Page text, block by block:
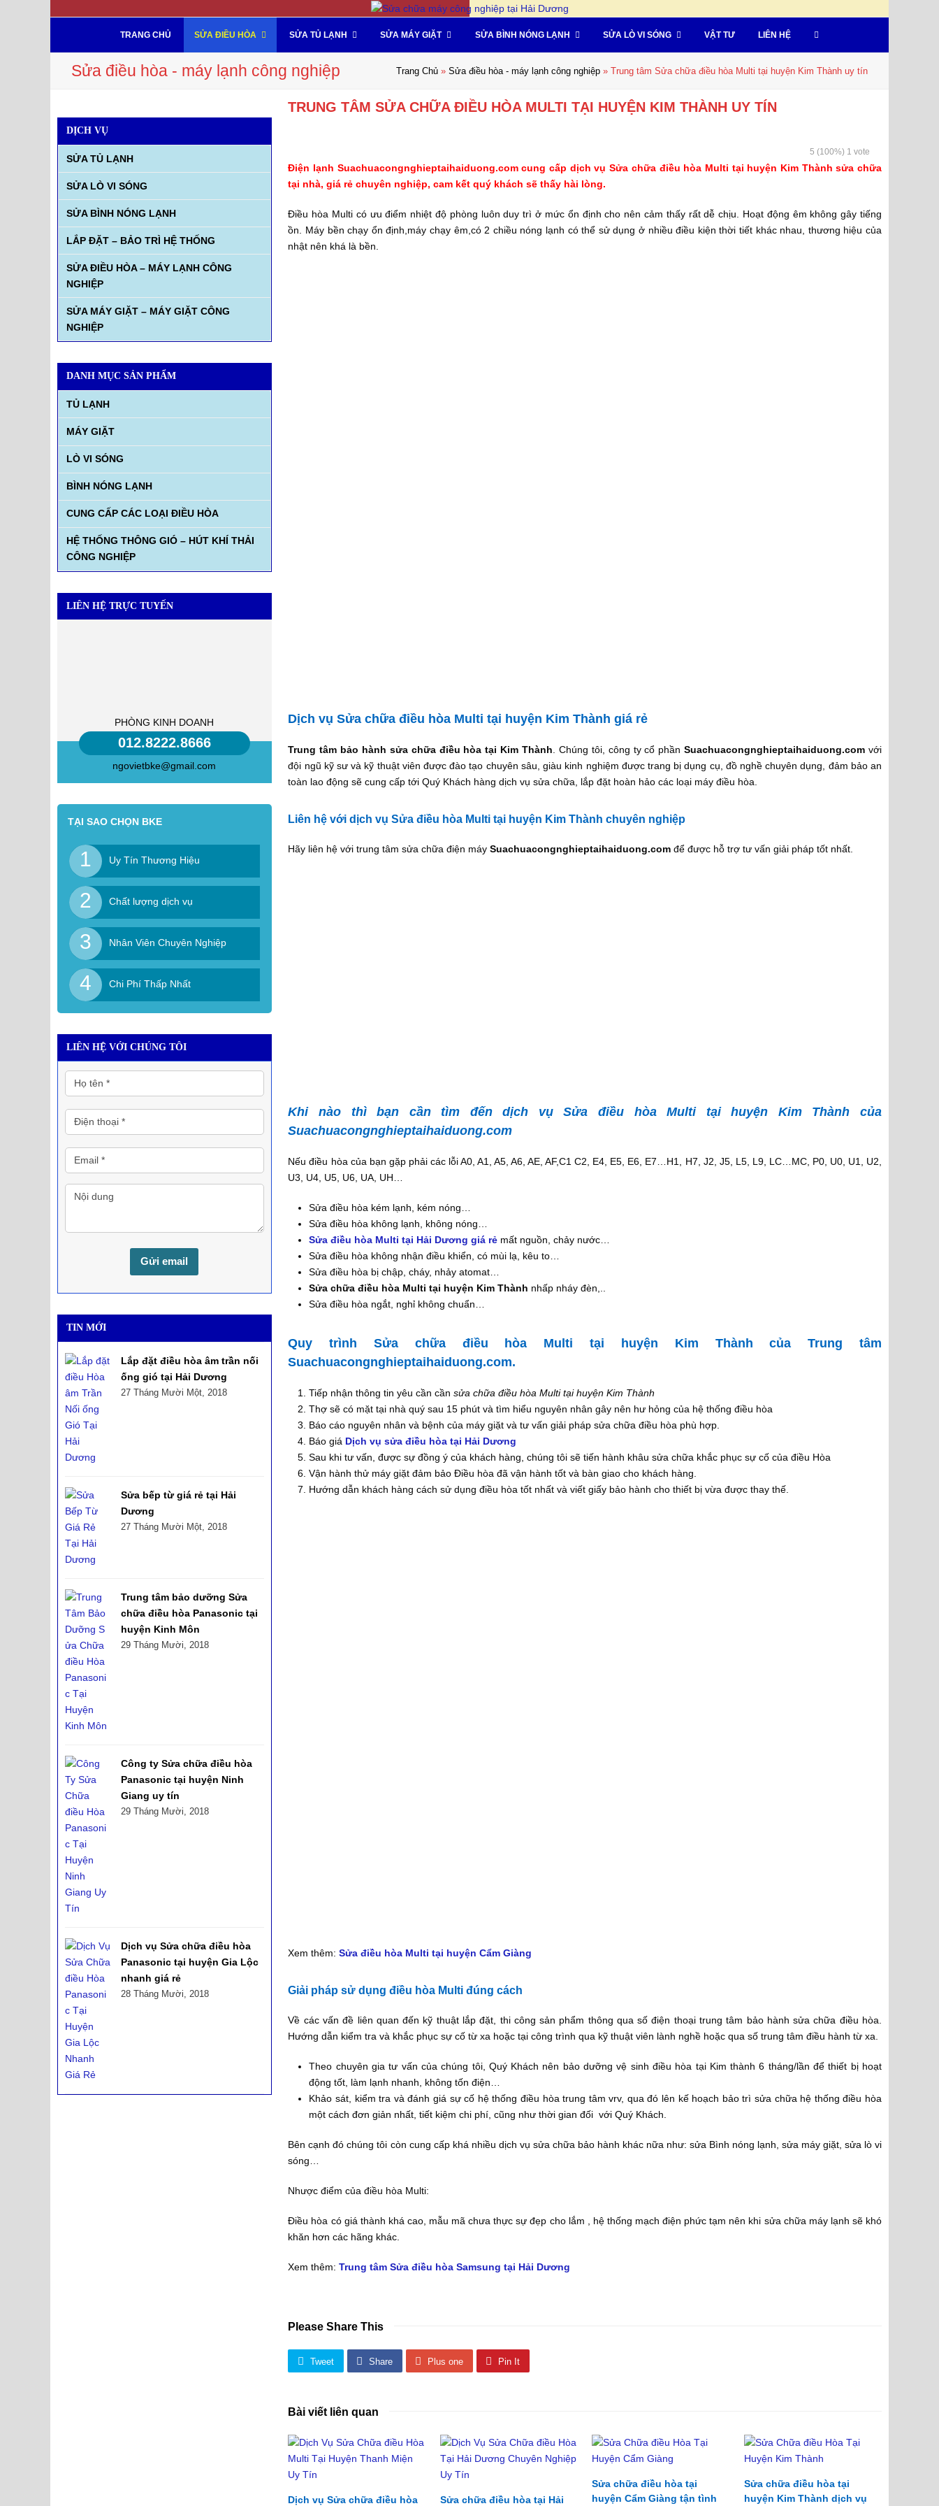
TRANG CHỦ SỬA ĐIỀU HÒA SỬA TỦ LẠNH SỬA MÁY GIẶT SỬA BÌNH NÓNG LẠNH SỬA LÒ VI SÓNG VẬT TƯ LIÊN HỆ
Sửa điều hòa - máy lạnh công nghiệp Trang Chủ » Sửa điều hòa - máy lạnh công nghiệp » Trung tâm Sửa chữa điều hòa Multi tại huyện Kim Thành uy tín
TRUNG TÂM SỬA CHỮA ĐIỀU HÒA MULTI TẠI HUYỆN KIM THÀNH UY TÍN
5 (100%) 1 vote
Điện lạnh Suachuacongnghieptaihaiduong.com cung cấp dịch vụ Sửa chữa điều hòa Multi tại huyện Kim Thành sửa chữa
tại nhà, giá rẻ chuyên nghiệp, cam kết quý khách sẽ thấy hài lòng.
Điều hòa Multi có ưu điểm nhiệt độ phòng luôn duy trì ở mức ổn định cho nên cảm thấy rất dễ chịu. Hoạt động êm không gây tiếng
ồn. Máy bền chạy ổn định,máy chạy êm,có 2 chiều nóng lạnh có thể sử dụng ở nhiều điều kiện thời tiết khác nhau, thương hiệu của
nhật nên khá là bền.
Dịch vụ Sửa chữa điều hòa Multi tại huyện Kim Thành giá rẻ
Trung tâm bảo hành sửa chữa điều hòa tại Kim Thành . Chúng tôi, công ty cổ phầnSuachuacongnghieptaihaiduong.com với
đội ngũ kỹ sư và kỹ thuật viên được đào tạo chuyên sâu, giàu kinh nghiệm được trang bị dụng cụ, đồ nghề chuyên dụng, đảm bảo an
toàn lao động sẽ cung cấp tới Quý Khách hàng dịch vụ sửa chữa, lắp đặt hoàn hảo các loại máy điều hòa.
Liên hệ với dịch vụ Sửa điều hòa Multi tại huyện Kim Thành chuyên nghiệp
Hãy liên hệ với trung tâm sửa chữa điện máySuachuacongnghieptaihaiduong.com để được hỗ trợ tư vấn giải pháp tốt nhất.
Khi nào thì bạn cần tìm đến dịch vụ Sửa điều hòa Multi tại huyện Kim Thành của
Suachuacongnghieptaihaiduong.com
Nếu điều hòa của bạn gặp phải các lỗi A0, A1, A5, A6, AE, AF,C1 C2, E4, E5, E6, E7…H1, H7, J2, J5, L5, L9, LC…MC, P0, U0, U1, U2,
U3, U4, U5, U6, UA, UH…
Sửa điều hòa kém lạnh, kém nóng…
Sửa điều hòa không lạnh, không nóng…
Sửa điều hòa Multi tại Hải Dương giá rẻ mất nguồn, chảy nước…
Sửa điều hòa không nhận điều khiển, có mùi lạ, kêu to…
Sửa điều hòa bị chập, cháy, nhảy atomat…
Sửa chữa điều hòa Multi tại huyện Kim Thành nhấp nháy đèn,..
Sửa điều hòa ngắt, nghỉ không chuẩn…
Quy trình Sửa chữa điều hòa Multi tại huyện Kim Thành của Trung tâm
Suachuacongnghieptaihaiduong.com.
Tiếp nhận thông tin yêu cần cầnsửa chữa điều hòa Multi tại huyện Kim Thành
Thợ sẽ có mặt tại nhà quý sau 15 phút và tìm hiểu nguyên nhân gây nên hư hỏng của hệ thống điều hòa
Báo cáo nguyên nhân và bệnh của máy giặt và tư vấn giải pháp sửa chữa điều hòa phù hợp.
Báo giá Dịch vụ sửa điều hòa tại Hải Dương
Sau khi tư vấn, được sự đồng ý của khách hàng, chúng tôi sẽ tiến hành khâu sửa chữa khắc phục sự cố của điều Hòa
Vận hành thử máy giặt đảm bảo Điều hòa đã vận hành tốt và bàn giao cho khách hàng.
Hướng dẫn khách hàng cách sử dụng điều hòa tốt nhất và viết giấy bảo hành cho thiết bị vừa được thay thế.
Xem thêm:Sửa điều hòa Multi tại huyện Cẩm Giàng
Giải pháp sử dụng điều hòa Multi đúng cách
Về các vấn đề liên quan đến kỹ thuật lắp đặt, thi công sản phẩm thông qua số điện thoại trung tâm bảo hành sửa chữa điều hòa.
Hướng dẫn kiểm tra và khắc phục sự cố từ xa hoặc tại công trình qua kỹ thuật viên lành nghề hoặc qua số trung tâm điều hành từ xa.
Theo chuyên gia tư vấn của chúng tôi, Quý Khách nên bảo dưỡng vệ sinh điều hòa tại Kim thành 6 tháng/lần để thiết bị hoạt
động tốt, làm lạnh nhanh, không tốn điện…
Khảo sát, kiểm tra và đánh giá sự cố hệ thống điều hòa trung tâm vrv, qua đó lên kế hoạch bảo trì sửa chữa hệ thống điều hòa
một cách đơn giản nhất, tiết kiệm chi phí, cũng như thời gian đối với Quý Khách.
Bên cạnh đó chúng tôi còn cung cấp khá nhiều dịch vụ sửa chữa bảo hành khác nữa như: sửa Bình nóng lạnh, sửa máy giặt, sửa lò vi
sóng…
Nhược điểm của điều hòa Multi:
Điều hòa có giá thành khá cao, mẫu mã chưa thực sự đẹp cho lắm , hệ thống mạch điện phức tạm nên khi sửa chữa máy lạnh sẽ khó
khăn hơn các hãng khác.
Xem thêm:Trung tâm Sửa điều hòa Samsung tại Hải Dương
Please Share This
Tweet Share Plus one Pin It
Bài viết liên quan
Dịch vụ Sửa chữa điều hòa Sửa chữa điều hòa tại Hải
Sửa chữa điều hòa tại
huyện Cẩm Giàng tận tình
Sửa chữa điều hòa tại
huyện Kim Thành dịch vụ
DỊCH VỤ
SỬA TỦ LẠNH
SỬA LÒ VI SÓNG
SỬA BÌNH NÓNG LẠNH
LẮP ĐẶT – BẢO TRÌ HỆ THỐNG
SỬA ĐIỀU HÒA – MÁY LẠNH CÔNG
NGHIỆP
SỬA MÁY GIẶT – MÁY GIẶT CÔNG
NGHIỆP
DANH MỤC SẢN PHẨM
TỦ LẠNH
MÁY GIẶT
LÒ VI SÓNG
BÌNH NÓNG LẠNH
CUNG CẤP CÁC LOẠI ĐIỀU HÒA
HỆ THỐNG THÔNG GIÓ – HÚT KHÍ THẢI
CÔNG NGHIỆP
LIÊN HỆ TRỰC TUYẾN
PHÒNG KINH DOANH
012.8222.8666
ngovietbke@gmail.com
TẠI SAO CHỌN BKE
1 Uy Tín Thương Hiệu
2 Chất lượng dịch vụ
3 Nhân Viên Chuyên Nghiệp
4 Chi Phí Thấp Nhất
LIÊN HỆ VỚI CHÚNG TÔI
TIN MỚI
Lắp đặt điều hòa âm trần nối
ống gió tại Hải Dương
27 Tháng Mười Một, 2018
Sửa bếp từ giá rẻ tại Hải
Dương
27 Tháng Mười Một, 2018
Trung tâm bảo dưỡng Sửa
chữa điều hòa Panasonic tại
huyện Kinh Môn
29 Tháng Mười, 2018
Công ty Sửa chữa điều hòa
Panasonic tại huyện Ninh
Giang uy tín
29 Tháng Mười, 2018
Dịch vụ Sửa chữa điều hòa
Panasonic tại huyện Gia Lộc
nhanh giá rẻ
28 Tháng Mười, 2018